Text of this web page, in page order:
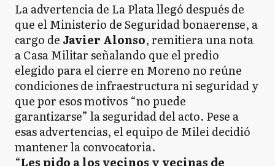
La advertencia de La Plata llegó después de
que el Ministerio de Seguridad bonaerense, a
cargo de Javier Alonso, remitiera una nota
a Casa Militar señalando que el predio
elegido para el cierre en Moreno no reúne
condiciones de infraestructura ni seguridad y
que por esos motivos “no puede
garantizarse” la seguridad del acto. Pese a
esas advertencias, el equipo de Milei decidió
mantener la convocatoria.
“Les pido a los vecinos y vecinas de